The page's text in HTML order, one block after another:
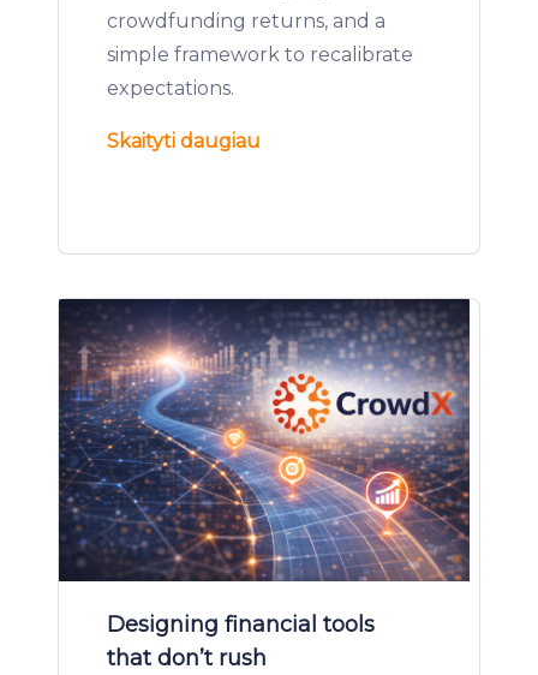
crowdfunding returns, and a
simple framework to recalibrate
expectations.
Skaityti daugiau
Designing financial tools
that don’t rush